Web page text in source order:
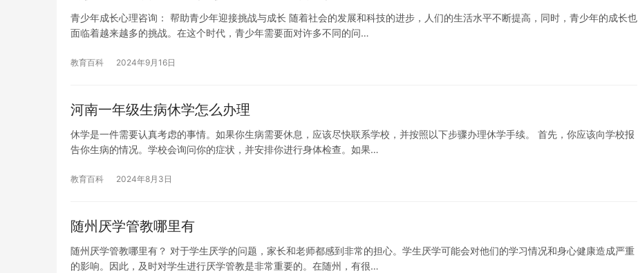
青少年成长心理咨询： 帮助青少年迎接挑战与成长 随着社会的发展和科技的进步，人们的生活水平不断提高，同时，青少年的成长也
面临着越来越多的挑战。在这个时代，青少年需要面对许多不同的问…
教育百科 2024年9月16日
河南一年级生病休学怎么办理
休学是一件需要认真考虑的事情。如果你生病需要休息，应该尽快联系学校，并按照以下步骤办理休学手续。 首先，你应该向学校报
告你生病的情况。学校会询问你的症状，并安排你进行身体检查。如果…
教育百科 2024年8月3日
随州厌学管教哪里有
随州厌学管教哪里有？ 对于学生厌学的问题，家长和老师都感到非常的担心。学生厌学可能会对他们的学习情况和身心健康造成严重
的影响。因此，及时对学生进行厌学管教是非常重要的。在随州，有很…